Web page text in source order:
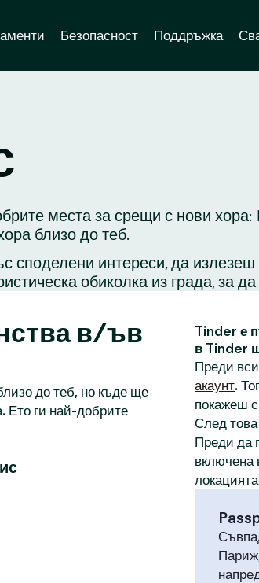
Безопасност Поддръжка
места за срещи с нови
близо до теб.
интереси, да
обиколка из града, за
в/ъв
до теб, но къде ще
Ето ги най-добрите
Tinder е
в Tinder
Преди
акаунт.
покажеш
След
Преди да
включена